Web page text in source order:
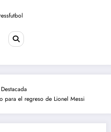
Destacada
para el regreso de Lionel Messi